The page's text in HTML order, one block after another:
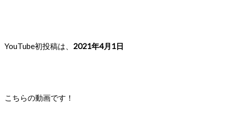
YouTube初投稿は、 2021年4月1日
こちらの動画です！